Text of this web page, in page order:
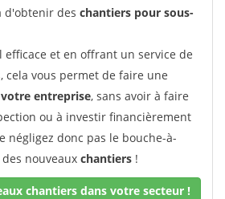
d'obtenir des chantiers pour sous-
efficace et en offrant un service de
cela vous permet de faire une
entreprise, sans avoir à faire
ou à investir financièrement
négligez donc pas le bouche-à-
nouveaux chantiers !
chantiers dans votre secteur !